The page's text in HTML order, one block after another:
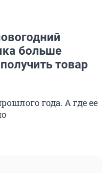
больше
товар
года. А где ее